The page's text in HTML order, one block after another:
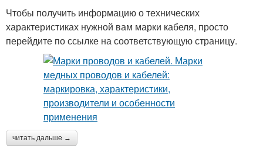
Чтобы получить информацию о технических
характеристиках нужной вам марки кабеля, просто
перейдите по ссылке на соответствующую страницу.
читать дальше →